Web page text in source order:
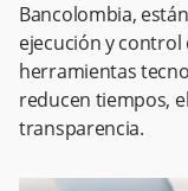
Bancolombia,
ejecución y
herramientas
reducen tiempos,
transparencia.